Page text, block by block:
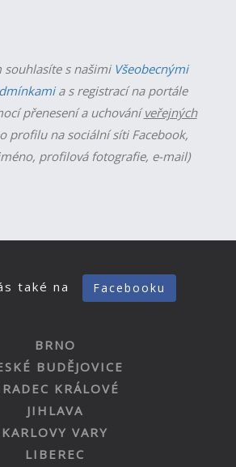
souhlasíte s našimi Všeobecnými
a s registrací na portále
přenesení a uchováníveřejných
profilu na sociální síti Facebook,
profilová fotografie, e-mail)
také na Facebooku
BRNO
BUDĚJOVICE
KRÁLOVÉ
JIHLAVA
KARLOVY VARY
LIBEREC